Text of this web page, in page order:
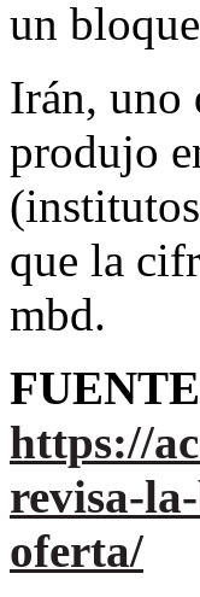
un
Irán, uno
produjo
que la
mbd.
https://
revisa-
oferta/